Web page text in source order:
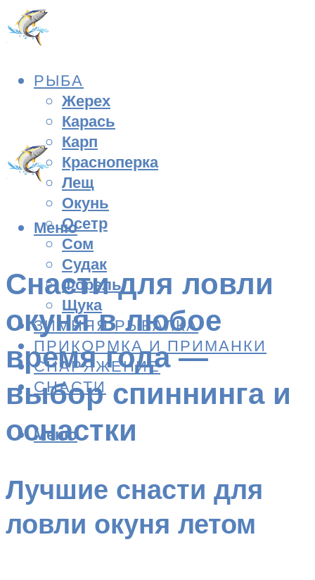
РЫБА
Жерех
Карась
Карп
Красноперка
Лещ
Окунь
Осетр
Сом
Судак
Форель
Щука
ЗИМНЯЯ РЫБАЛКА
ПРИКОРМКА И ПРИМАНКИ
СНАРЯЖЕНИЕ
СНАСТИ
Меню
Меню
Снасти для ловли
окуня в любое
время года —
выбор спиннинга и
оснастки
Лучшие снасти для
ловли окуня летом